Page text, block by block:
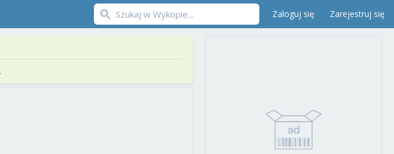
Zaloguj się Zarejestruj się
.